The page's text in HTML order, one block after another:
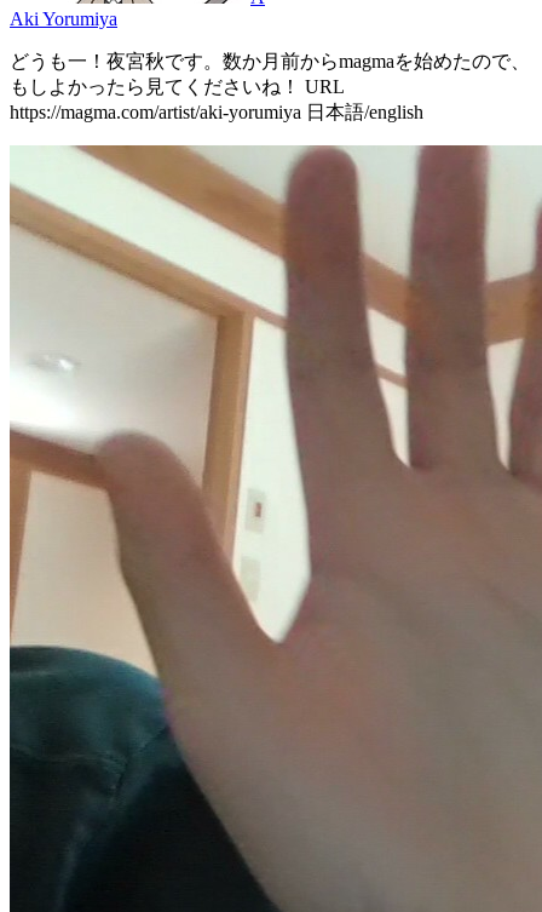
Aki Yorumiya
どうも一！夜宮秋です。数か月前からmagmaを始めたので、
もしよかったら見てくださいね！ URL
https://magma.com/artist/aki-yorumiya 日本語/english